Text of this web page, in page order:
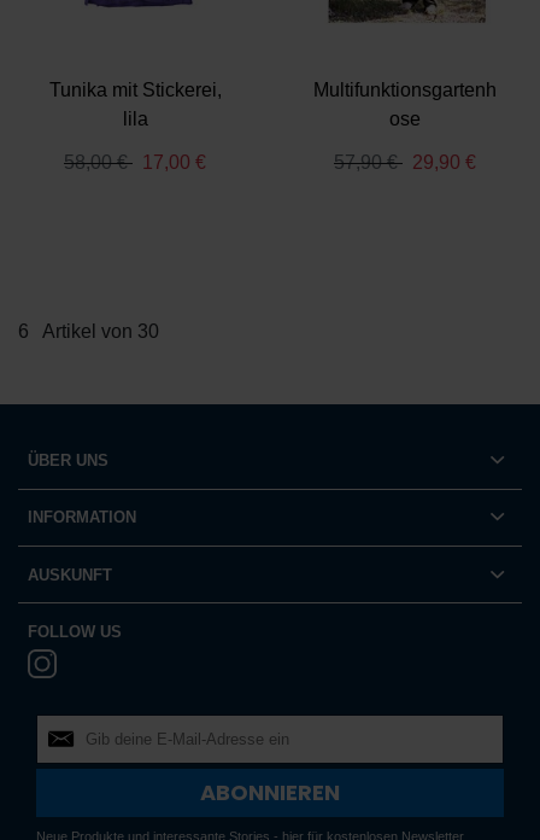
Abschnitt Einzelheiten
personalisieren, Funktionen für soziale Medien anbieten
zu können und die Zugriffe auf unsere Website zu
analysieren. Außerdem geben wir Informationen zu Ihrer
gesammelt haben.
Tunika mit Stickerei,
lila
58,00 € 17,00 €
Multifunktionsgartenh
ose
57,90 € 29,90 €
6 Artikel von 30
ÜBER UNS
INFORMATION
AUSKUNFT
FOLLOW US
ABONNIEREN
Neue Produkte und interessante Stories - hier für kostenlosen Newsletter